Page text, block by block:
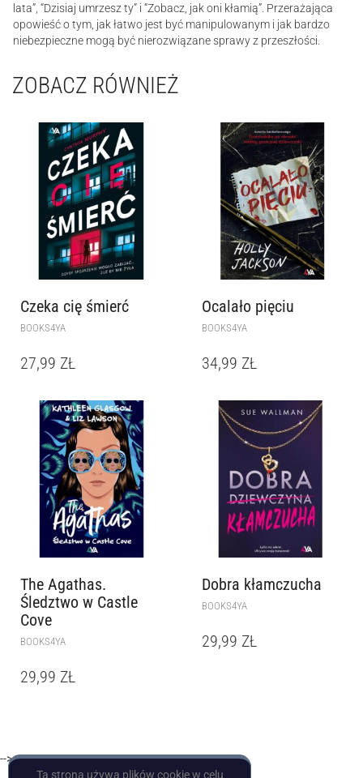
lata”, “Dzisiaj umrzesz ty” i “Zobacz, jak oni kłamią”. Przerażająca
opowieść o tym, jak łatwo jest być manipulowanym i jak bardzo
niebezpieczne mogą być nierozwiązane sprawy z przeszłości.
ZOBACZ RÓWNIEŻ
Czeka cię śmierć
BOOKS4YA
27,99 ZŁ
Ocalało pięciu
BOOKS4YA
34,99 ZŁ
The Agathas.
Śledztwo w Castle
Cove
BOOKS4YA
29,99 ZŁ
Dobra kłamczucha
BOOKS4YA
29,99 ZŁ
-->
Ta strona używa plików cookie w celu